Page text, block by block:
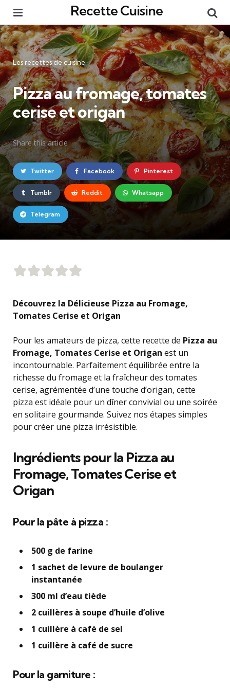
Recette Cuisine
Catégories
Les recettes de cuisine
Pizza au fromage, tomates
cerise et origan
Share this article
Twitter Facebook Pinterest
Tumblr Reddit Whatsapp
Telegram
Découvrez la Délicieuse Pizza au Fromage,
Tomates Cerise et Origan
Pour les amateurs de pizza, cette recette de Pizza au
Fromage, Tomates Cerise et Origan est un
incontournable. Parfaitement équilibrée entre la
richesse du fromage et la fraîcheur des tomates
cerise, agrémentée d’une touche d’origan, cette
pizza est idéale pour un dîner convivial ou une soirée
en solitaire gourmande. Suivez nos étapes simples
pour créer une pizza irrésistible.
Ingrédients pour la Pizza au
Fromage, Tomates Cerise et
Origan
Pour la pâte à pizza :
500 g de farine
1 sachet de levure de boulanger
instantanée
300 ml d’eau tiède
2 cuillères à soupe d’huile d’olive
1 cuillère à café de sel
1 cuillère à café de sucre
Pour la garniture :